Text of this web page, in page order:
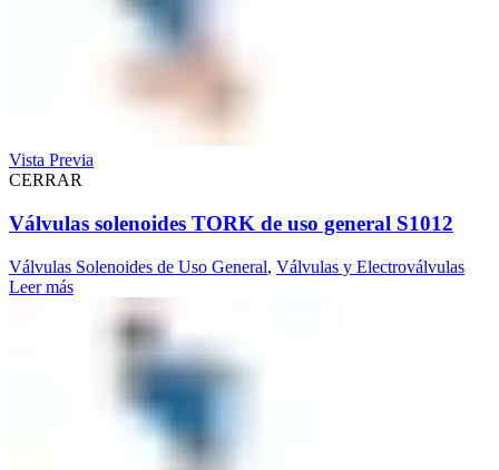
Vista Previa
CERRAR
Válvulas solenoides TORK de uso general S1012
Válvulas Solenoides de Uso General, Válvulas y Electroválvulas
Leer más